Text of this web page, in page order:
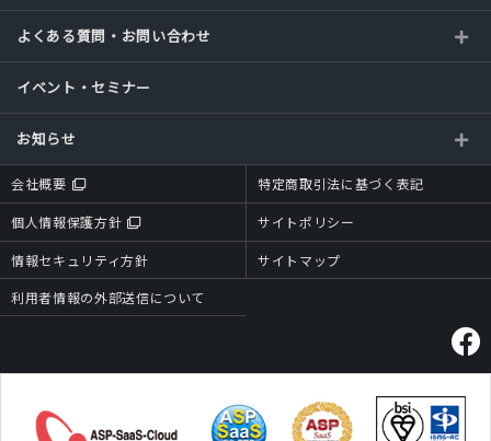
よくある質問・お問い合わせ
イベント・セミナー
お知らせ
会社概要 特定商取引法に基づく表記
個人情報保護方針 サイトポリシー
情報セキュリティ方針
サイトマップ
利用者情報の外部送信について